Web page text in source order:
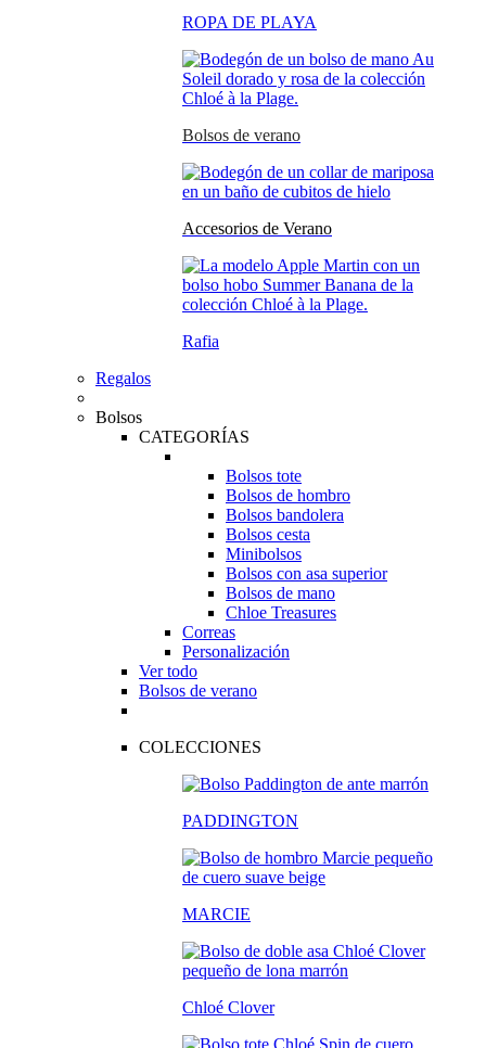
ROPA DE PLAYA
Bolsos de verano
Accesorios de Verano
Rafia
Regalos
Bolsos
CATEGORÍAS
Bolsos tote
Bolsos de hombro
Bolsos bandolera
Bolsos cesta
Minibolsos
Bolsos con asa superior
Bolsos de mano
Chloe Treasures
Correas
Personalización
Ver todo
Bolsos de verano
COLECCIONES
PADDINGTON
MARCIE
Chloé Clover